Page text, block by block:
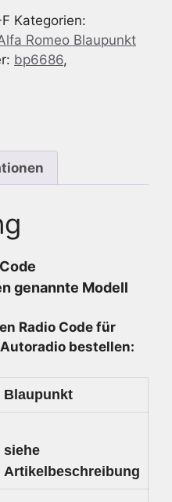
Kategorien:
Romeo Blaupunkt
bp6686,
genannte Modell
Radio Code für
bestellen:
Blaupunkt
siehe
Artikelbeschreibung